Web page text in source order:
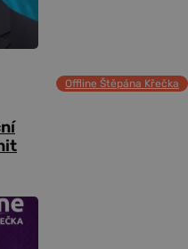
Offline Štěpána Křečka